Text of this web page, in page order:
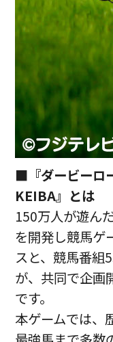
■『ダービーロ
KEIBA』とは
150万人が遊ん
を開発し競馬ゲ
スと、競馬番組
が、共同で企画
です。
本ゲームでは、